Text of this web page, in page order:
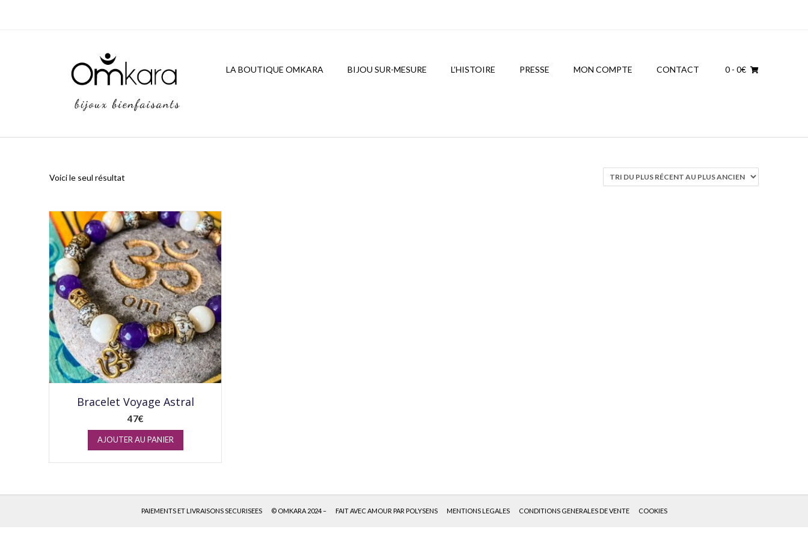
LA BOUTIQUE OMKARA BIJOU SUR-MESURE L’HISTOIRE PRESSE MON COMPTE CONTACT 0 - 0€
Voici le seul résultat
Bracelet Voyage Astral
47€
AJOUTER AU PANIER
PAIEMENTS ET LIVRAISONS SECURISEES © OMKARA 2024 – FAIT AVEC AMOUR PAR POLYSENS MENTIONS LEGALES CONDITIONS GENERALES DE VENTE COOKIES